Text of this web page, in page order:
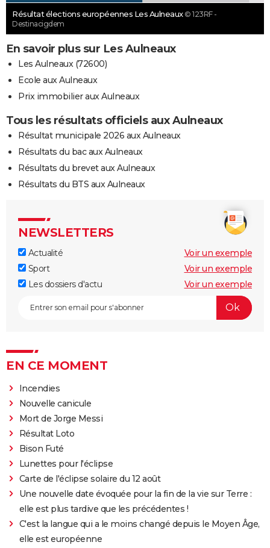
Résultat élections européennes Les Aulneaux © 123RF -
Destinacigdem
En savoir plus sur Les Aulneaux
Les Aulneaux (72600)
Ecole aux Aulneaux
Prix immobilier aux Aulneaux
Tous les résultats officiels aux Aulneaux
Résultat municipale 2026 aux Aulneaux
Résultats du bac aux Aulneaux
Résultats du brevet aux Aulneaux
Résultats du BTS aux Aulneaux
NEWSLETTERS
Actualité
Voir un exemple
Sport
Voir un exemple
Les dossiers d'actu
Voir un exemple
EN CE MOMENT
Incendies
Nouvelle canicule
Mort de Jorge Messi
Résultat Loto
Bison Futé
Lunettes pour l'éclipse
Carte de l'éclipse solaire du 12 août
Une nouvelle date évoquée pour la fin de la vie sur Terre :
elle est plus tardive que les précédentes !
C'est la langue qui a le moins changé depuis le Moyen Âge,
elle est européenne